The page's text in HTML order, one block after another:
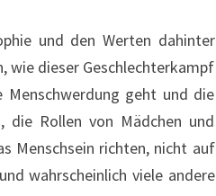
und den Werten dahinter
wie dieser Geschlechterkampf
geht und die
die Rollen von Mädchen und
Menschsein richten, nicht auf
wahrscheinlich viele andere